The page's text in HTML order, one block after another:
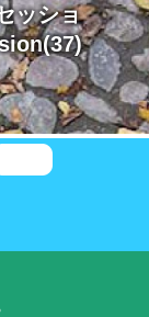
ッショ
(37)